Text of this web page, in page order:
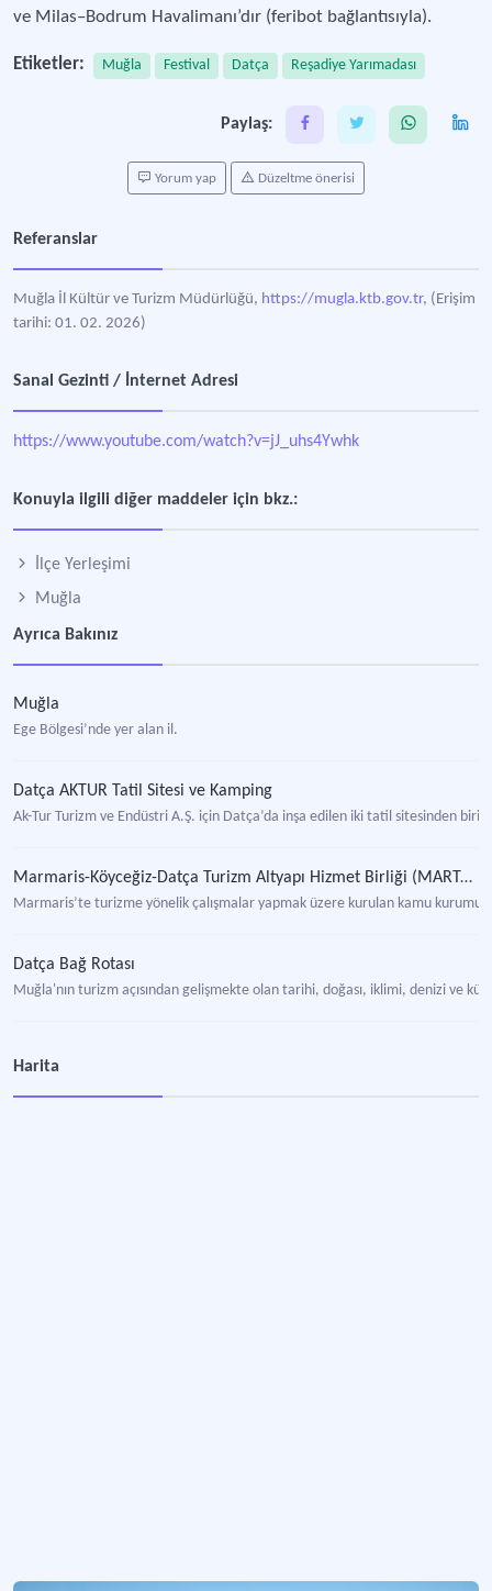
ve Milas–Bodrum Havalimanı’dır (feribot bağlantısıyla).
Etiketler: Muğla Festival Datça Reşadiye Yarımadası
Paylaş:
Yorum yap Düzeltme önerisi
Referanslar
Muğla İl Kültür ve Turizm Müdürlüğü, https://mugla.ktb.gov.tr, (Erişim
tarihi: 01. 02. 2026)
Sanal Gezinti / İnternet Adresi
https://www.youtube.com/watch?v=jJ_uhs4Ywhk
Konuyla ilgili diğer maddeler için bkz.:
İlçe Yerleşimi
Muğla
Ayrıca Bakınız
Muğla
Ege Bölgesi’nde yer alan il.
Datça AKTUR Tatil Sitesi ve Kamping
Ak-Tur Turizm ve Endüstri A.Ş. için Datça’da inşa edilen iki tatil sitesinden biri.
Marmaris-Köyceğiz-Datça Turizm Altyapı Hizmet Birliği (MARTAB)
Marmaris’te turizme yönelik çalışmalar yapmak üzere kurulan kamu kurumu
Datça Bağ Rotası
Muğla'nın turizm açısından gelişmekte olan tarihi, doğası, iklimi, denizi ve
Harita